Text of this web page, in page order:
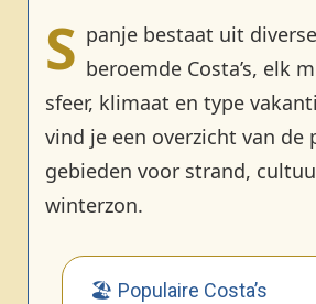
S panje bestaat uit diverse
beroemde Costa’s, elk
sfeer, klimaat en type
vind je een overzicht van de
gebieden voor strand,
winterzon.
🏖️ Populaire Costa’s